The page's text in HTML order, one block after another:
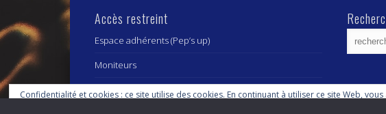
Accès restreint
Espace adhérents (Pep’s up)
Moniteurs
Confidentialité et cookies : ce site utilise des cookies. En continuant à utiliser ce site Web,